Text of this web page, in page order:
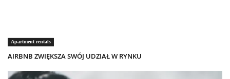
Apartment rentals
AIRBNB ZWIĘKSZA SWÓJ UDZIAŁ W RYNKU